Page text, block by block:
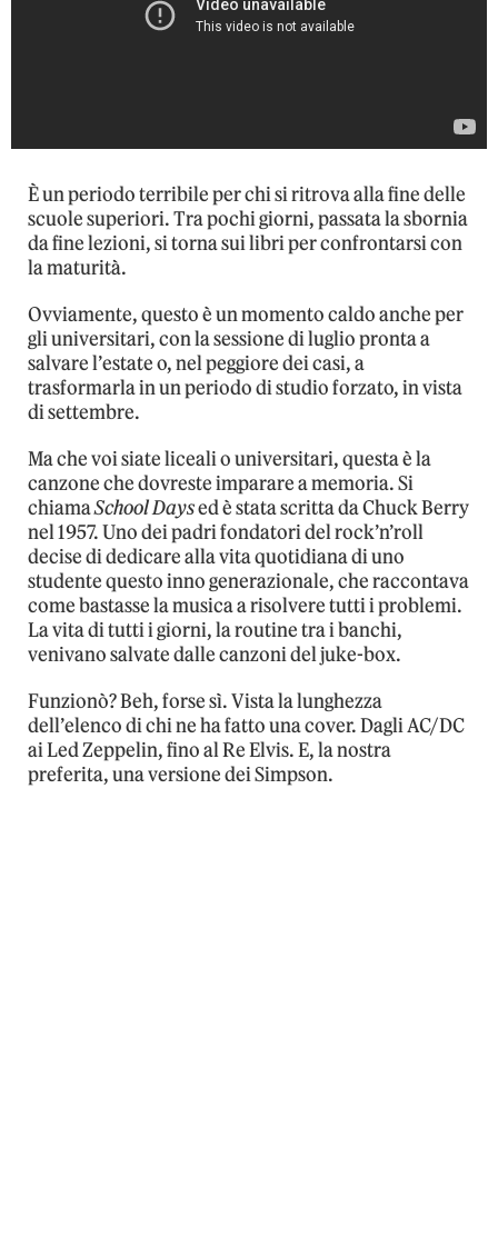
È un periodo terribile per chi si ritrova alla fine delle
scuole superiori. Tra pochi giorni, passata la sbornia
da fine lezioni, si torna sui libri per confrontarsi con
la maturità.
Ovviamente, questo è un momento caldo anche per
gli universitari, con la sessione di luglio pronta a
salvare l’estate o, nel peggiore dei casi, a
trasformarla in un periodo di studio forzato, in vista
di settembre.
Ma che voi siate liceali o universitari, questa è la
canzone che dovreste imparare a memoria. Si
chiamaSchool Daysed è stata scritta da Chuck Berry
nel 1957. Uno dei padri fondatori del rock’n’roll
decise di dedicare alla vita quotidiana di uno
studente questo inno generazionale, che raccontava
come bastasse la musica a risolvere tutti i problemi.
La vita di tutti i giorni, la routine tra i banchi,
venivano salvate dalle canzoni del juke-box.
Funzionò? Beh, forse sì. Vista la lunghezza
dell’elenco di chi ne ha fatto una cover. Dagli AC/DC
ai Led Zeppelin, fino al Re Elvis. E, la nostra
preferita, una versione dei Simpson.